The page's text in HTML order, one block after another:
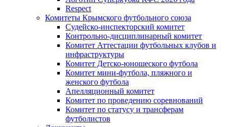
Respect
Комитеты Крымского футбольного союза
Судейско-инспекторский комитет
Контрольно-дисциплинарный комитет
Комитет Аттестации футбольных клубов и
инфраструктуры
Комитет Детско-юношеского футбола
Комитет мини-футбола, пляжного и
женского футбола
Апелляционный комитет
Комитет по проведению соревнований
Комитет по статусу и трансферам
футболистов